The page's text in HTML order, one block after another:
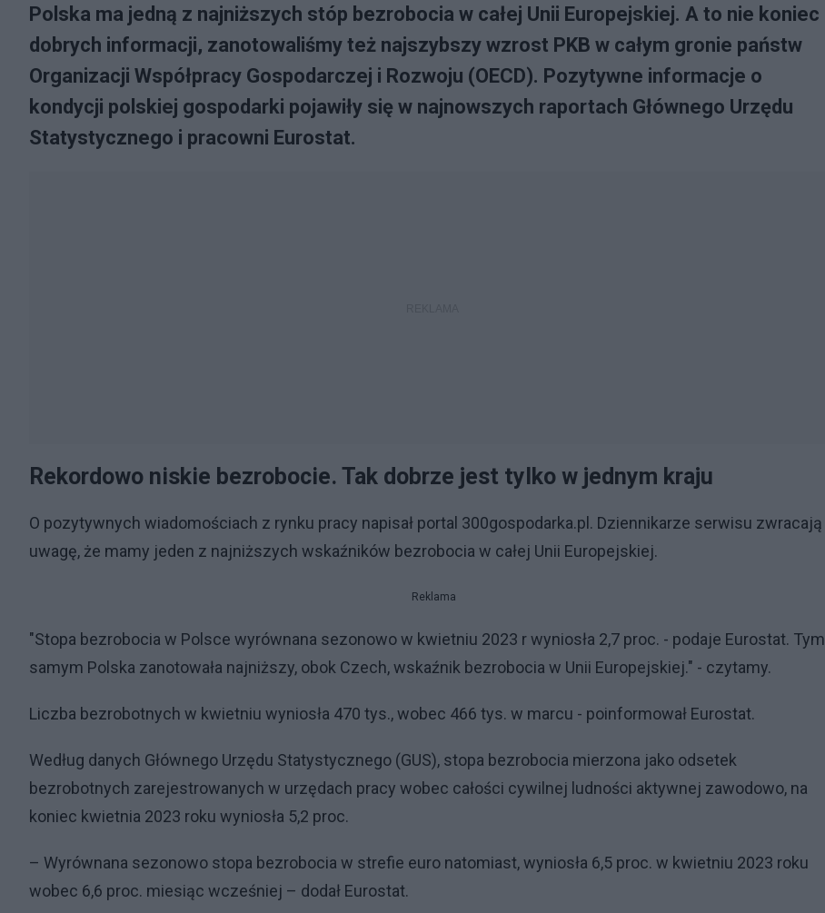
Polska ma jedną z najniższych stóp bezrobocia w całej Unii Europejskiej. A to nie koniec
dobrych informacji, zanotowaliśmy też najszybszy wzrost PKB w całym gronie państw
Organizacji Współpracy Gospodarczej i Rozwoju (OECD). Pozytywne informacje o
kondycji polskiej gospodarki pojawiły się w najnowszych raportach Głównego Urzędu
Statystycznego i pracowni Eurostat.
Rekordowo niskie bezrobocie. Tak dobrze jest tylko w jednym kraju
O pozytywnych wiadomościach z rynku pracy napisał portal 300gospodarka.pl. Dziennikarze serwisu zwracają
uwagę, że mamy jeden z najniższych wskaźników bezrobocia w całej Unii Europejskiej.
Reklama
"Stopa bezrobocia w Polsce wyrównana sezonowo w kwietniu 2023 r wyniosła 2,7 proc. - podaje Eurostat. Tym
samym Polska zanotowała najniższy, obok Czech, wskaźnik bezrobocia w Unii Europejskiej." - czytamy.
Liczba bezrobotnych w kwietniu wyniosła 470 tys., wobec 466 tys. w marcu - poinformował Eurostat.
Według danych Głównego Urzędu Statystycznego (GUS), stopa bezrobocia mierzona jako odsetek
bezrobotnych zarejestrowanych w urzędach pracy wobec całości cywilnej ludności aktywnej zawodowo, na
koniec kwietnia 2023 roku wyniosła 5,2 proc.
– Wyrównana sezonowo stopa bezrobocia w strefie euro natomiast, wyniosła 6,5 proc. w kwietniu 2023 roku
wobec 6,6 proc. miesiąc wcześniej – dodał Eurostat.